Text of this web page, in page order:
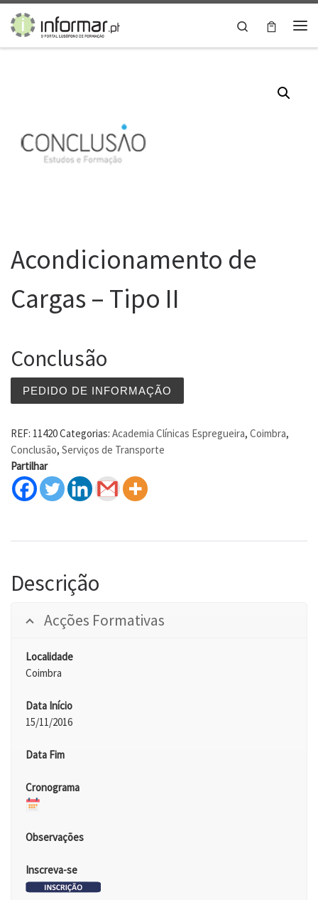
Skip to content
Search
Acondicionamento de
Cargas – Tipo II
Conclusão
PEDIDO DE INFORMAÇÃO
REF: 11420Categorias: Academia Clínicas Espregueira, Coimbra,
Conclusão, Serviços de Transporte
Partilhar
Descrição
Acções Formativas
Localidade
Coimbra
Data Início
15/11/2016
Data Fim
Cronograma
Observações
Inscreva-se